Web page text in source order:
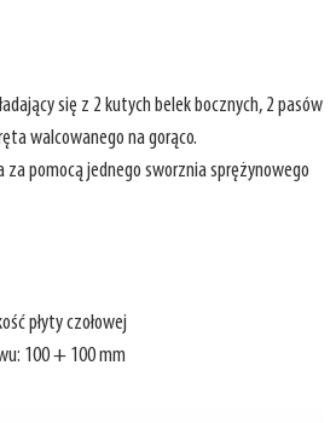
się z 2 kutych belek bocznych, 2 pasów
walcowanego na gorąco.
za pomocą jednego sworznia sprężynowego
płyty czołowej
100 + 100 mm